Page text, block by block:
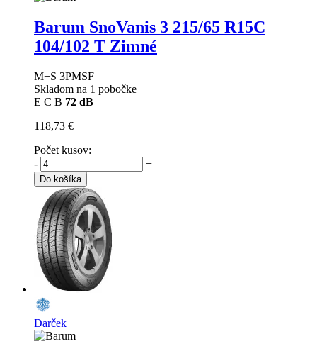
Barum SnoVanis 3 215/65 R15C
104/102 T Zimné
M+S 3PMSF
Skladom na 1 pobočke
E C B 72 dB
118,73 €
Počet kusov:
-
+
Do košíka
Darček